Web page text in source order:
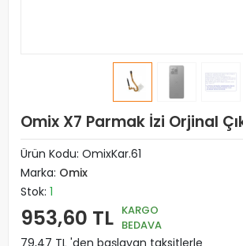
Omix X7 Parmak İzi Orjinal
Ürün Kodu: OmixKar.61
Marka: Omix
Stok: 1
953,60 TL KARGO
BEDAVA
79,47 TL 'den başlayan taksitlerle